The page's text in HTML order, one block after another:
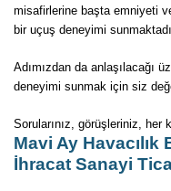
misafirlerine başta emniyeti
bir uçuş deneyimi
Adımızdan da anlaşılacağı
deneyimi sunmak için siz
Sorularınız, görüşleriniz,
Mavi Ay
İhracat Sanayi